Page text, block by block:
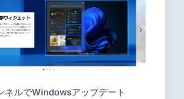
ネルでWindowsアップデート